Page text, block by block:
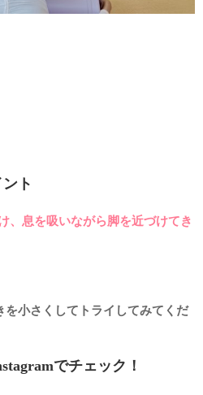
ト
、息を吸いながら脚を近づけてき
を小さくしてトライしてみてくだ
でチェック！